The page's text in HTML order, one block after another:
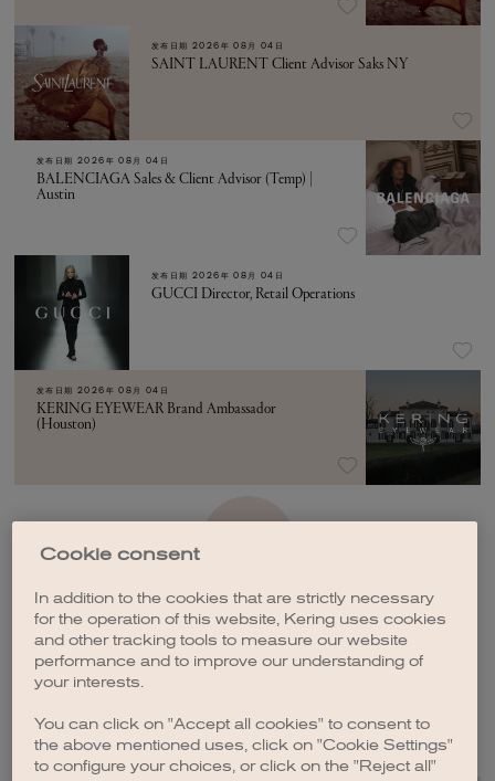
发布日期 2026年 08月 04日
SAINT LAURENT Client Advisor Saks NY
发布日期 2026年 08月 04日
BALENCIAGA Sales & Client Advisor (Temp) |
Austin
发布日期 2026年 08月 04日
GUCCI Director, Retail Operations
发布日期 2026年 08月 04日
KERING EYEWEAR Brand Ambassador
(Houston)
Cookie consent
In addition to the cookies that are strictly necessary
for the operation of this website, Kering uses cookies
and other tracking tools to measure our website
performance and to improve our understanding of
your interests.
You can click on "Accept all cookies" to consent to
the above mentioned uses, click on "Cookie Settings"
to configure your choices, or click on the "Reject all"